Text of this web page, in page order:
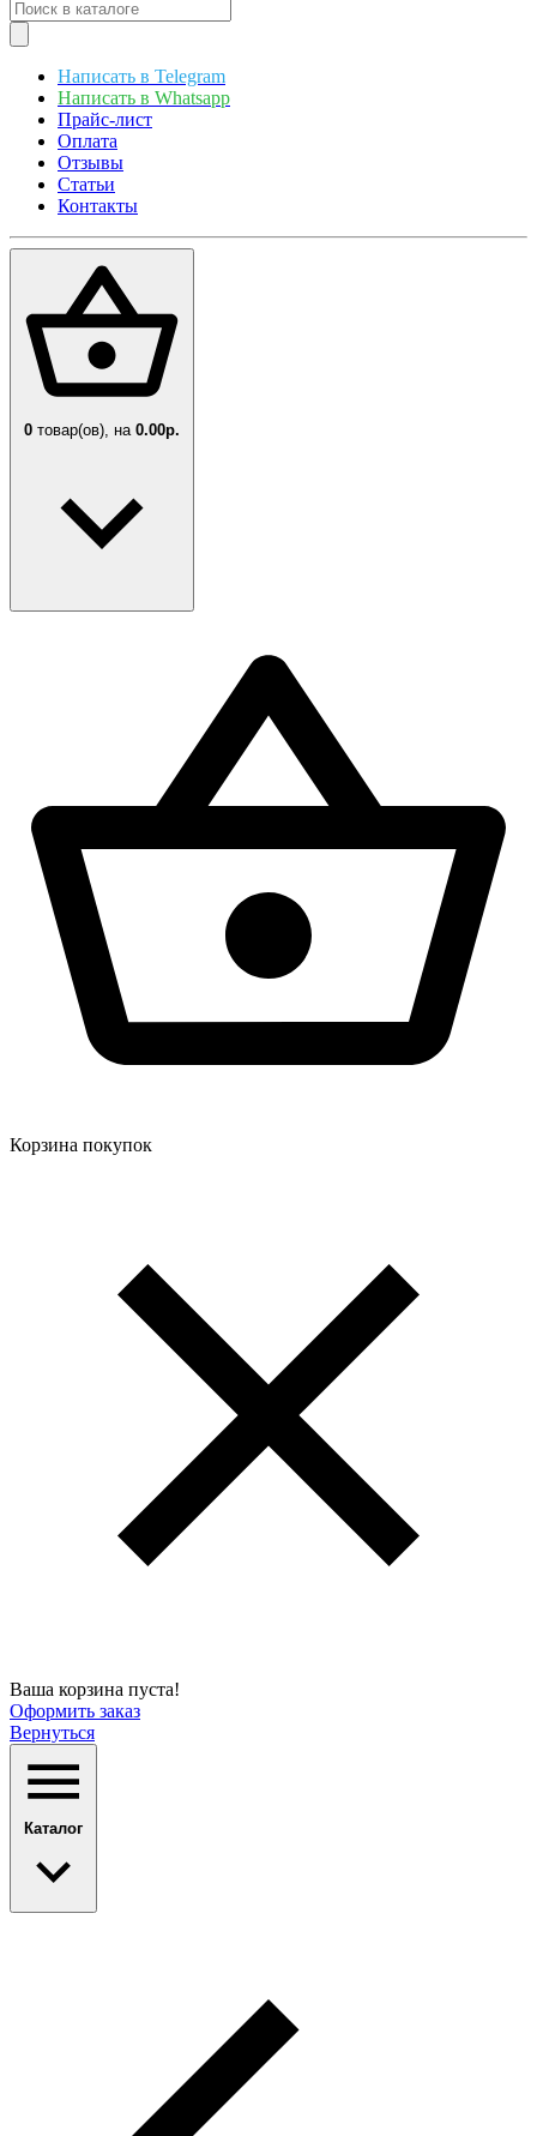
Написать в Telegram
Написать в Whatsapp
Прайс-лист
Оплата
Отзывы
Статьи
Контакты
0 товар(ов), на 0.00р.
Корзина покупок
Ваша корзина пуста!
Оформить заказ
Вернуться
Каталог